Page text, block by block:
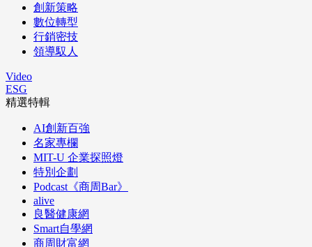
創新策略
數位轉型
行銷密技
領導馭人
Video
ESG
精選特輯
AI創新百強
名家專欄
MIT-U 企業探照燈
特別企劃
Podcast《商周Bar》
alive
良醫健康網
Smart自學網
商周財富網